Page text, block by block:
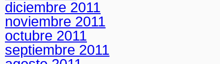
diciembre 2011
noviembre 2011
octubre 2011
septiembre 2011